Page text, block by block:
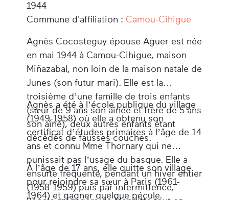
1944
Commune d'affiliation : Camou-Cihigue
Agnès Cocosteguy épouse Aguer est née
en mai 1944 à Camou-Cihigue, maison
Miñazabal, non loin de la maison natale de
Junes (son futur mari). Elle est la
troisième d’une famille de trois enfants
(sœur de 9 ans son aînée et frère de 5 ans
son aîné), deux autres enfants étant
décédés de fausses couches.
Agnès a été à l’école publique du village
(1949-1958) où elle a obtenu son
certificat d’études primaires à l’âge de 14
ans et connu Mme Thornary qui ne
punissait pas l’usage du basque. Elle a
ensuite fréquenté, pendant un hiver entier
(1958-1959) puis par intermittence,
À l’âge de 17 ans, elle quitte son village
pour rejoindre sa sœur à Paris (1961-
1964) et gagner quelque pécule.